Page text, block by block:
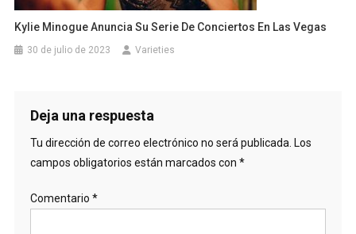
Kylie Minogue Anuncia Su Serie De Conciertos En Las Vegas
30 de julio de 2023 Varieties
Deja una respuesta
Tu dirección de correo electrónico no será publicada. Los
campos obligatorios están marcados con *
Comentario *